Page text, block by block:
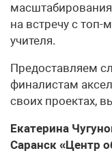
на встречу с
учителя.
Предоставляем
финалистам
своих проектах,
Екатерина
Саранск «Центр